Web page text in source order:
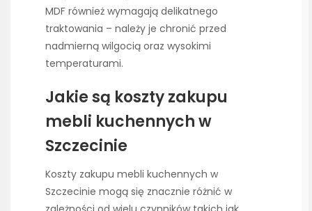
MDF również wymagają delikatnego
traktowania – należy je chronić przed
nadmierną wilgocią oraz wysokimi
temperaturami.
Jakie są koszty zakupu
mebli kuchennych w
Szczecinie
Koszty zakupu mebli kuchennych w
Szczecinie mogą się znacznie różnić w